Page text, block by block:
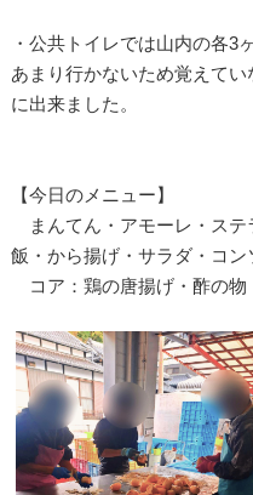
・公共トイレでは山内の各3
あまり行かないため覚えて
に出来ました。
【今日のメニュー】
まんてん・アモーレ・ステ
飯・から揚げ・サラダ・コン
コア：鶏の唐揚げ・酢の物